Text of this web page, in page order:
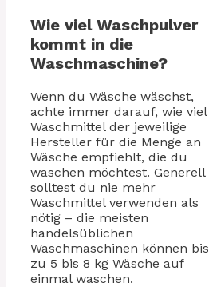
Wie viel Waschpulver
kommt in die
Waschmaschine?
Wenn du Wäsche wäschst,
achte immer darauf, wie viel
Waschmittel der jeweilige
Hersteller für die Menge an
Wäsche empfiehlt, die du
waschen möchtest. Generell
solltest du nie mehr
Waschmittel verwenden als
nötig – die meisten
handelsüblichen
Waschmaschinen können bis
zu 5 bis 8 kg Wäsche auf
einmal waschen.